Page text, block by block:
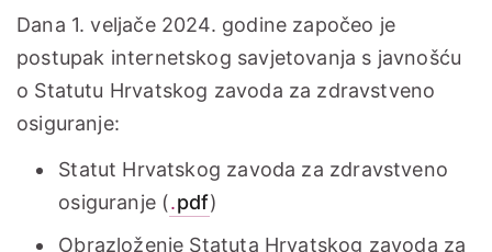
Dana 1. veljače 2024. godine započeo je
postupak internetskog savjetovanja s javnošću
o Statutu Hrvatskog zavoda za zdravstveno
osiguranje:
Statut Hrvatskog zavoda za zdravstveno
osiguranje (.pdf)
Obrazloženje Statuta Hrvatskog zavoda za